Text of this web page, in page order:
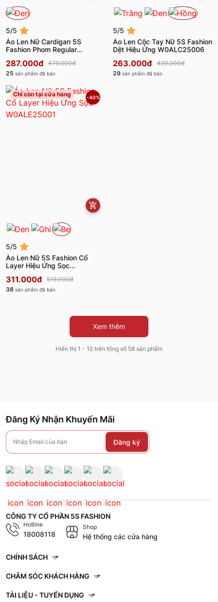
5/5
Áo Len Nữ Cardigan 5S
Fashion Phom Regular
287.000đ
479.000đ
25 sản phẩm đã bán
5/5
Áo Len Cộc Tay Nữ 5S Fashion
Dệt Hiệu Ứng W0ALC25006
263.000đ
439.000đ
29 sản phẩm đã bán
Chỉ còn tại cửa hàng -40%
5/5
Áo Len Nữ 5S Fashion Cổ
Layer Hiệu Ứng Sọc
311.000đ
519.000đ
38 sản phẩm đã bán
Xem thêm
Hiển thị 1 - 15 trên tổng số 58 sản phẩm
Đăng Ký Nhận Khuyến Mãi
Đăng ký
CÔNG TY CỔ PHẦN 5S FASHION
Hotline
18008118
Shop
Hệ thống các cửa hàng
CHÍNH SÁCH
CHĂM SÓC KHÁCH HÀNG
TÀI LIỆU - TUYỂN DỤNG